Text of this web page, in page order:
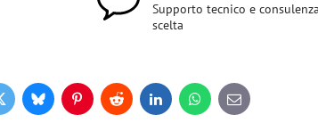
Supporto tecnico e
scelta
BlueskyPinterestRedditLinkedInWhatsApp
E-
mail